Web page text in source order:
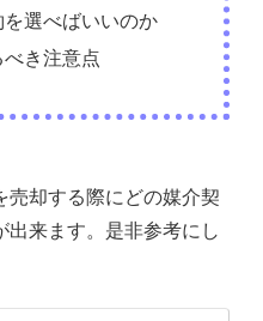
選べばいいのか
き注意点
売却する際にどの媒介契
出来ます。是非参考にし